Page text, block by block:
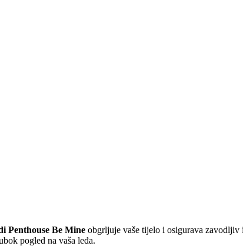
Penthouse Be Mine obgrljuje vaše tijelo i osigurava
pogled na vaša leđa.